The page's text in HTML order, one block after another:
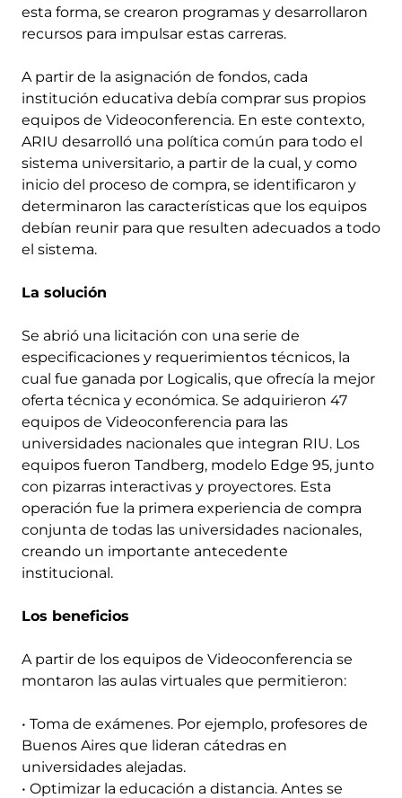
esta forma, se crearon programas y desarrollaron
recursos para impulsar estas carreras.
A partir de la asignación de fondos, cada
institución educativa debía comprar sus propios
equipos de Videoconferencia. En este contexto,
ARIU desarrolló una política común para todo el
sistema universitario, a partir de la cual, y como
inicio del proceso de compra, se identificaron y
determinaron las características que los equipos
debían reunir para que resulten adecuados a todo
el sistema.
La solución
Se abrió una licitación con una serie de
especificaciones y requerimientos técnicos, la
cual fue ganada por Logicalis, que ofrecía la mejor
oferta técnica y económica. Se adquirieron 47
equipos de Videoconferencia para las
universidades nacionales que integran RIU. Los
equipos fueron Tandberg, modelo Edge 95, junto
con pizarras interactivas y proyectores. Esta
operación fue la primera experiencia de compra
conjunta de todas las universidades nacionales,
creando un importante antecedente
institucional.
Los beneficios
A partir de los equipos de Videoconferencia se
montaron las aulas virtuales que permitieron:
• Toma de exámenes. Por ejemplo, profesores de
Buenos Aires que lideran cátedras en
universidades alejadas.
• Optimizar la educación a distancia. Antes se